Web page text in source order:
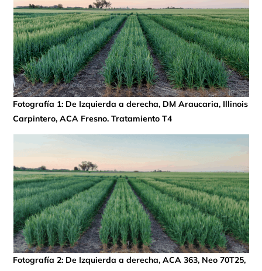
Fotografía 1: De Izquierda a derecha, DM Araucaria, Illinois
Carpintero, ACA Fresno. Tratamiento T4
Fotografía 2: De Izquierda a derecha, ACA 363, Neo 70T25,